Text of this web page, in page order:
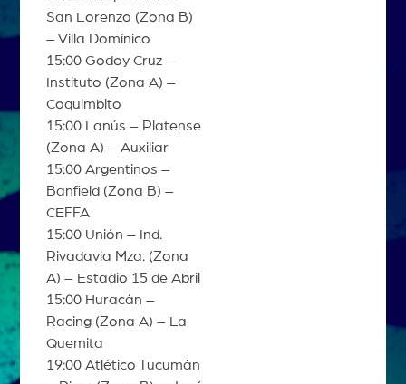
San Lorenzo (Zona B)
– Villa Domínico
15:00 Godoy Cruz –
Instituto (Zona A) –
Coquimbito
15:00 Lanús – Platense
(Zona A) – Auxiliar
15:00 Argentinos –
Banfield (Zona B) –
CEFFA
15:00 Unión – Ind.
Rivadavia Mza. (Zona
A) – Estadio 15 de Abril
15:00 Huracán –
Racing (Zona A) – La
Quemita
19:00 Atlético Tucumán